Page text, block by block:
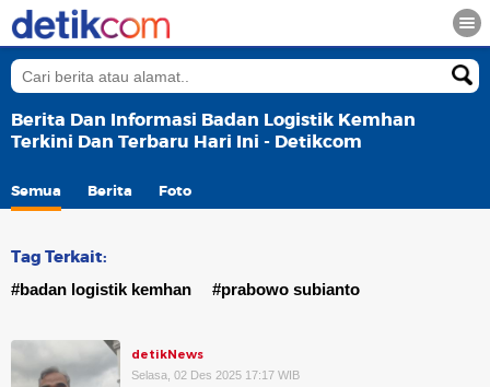
Berita Dan Informasi Badan Logistik Kemhan
Terkini Dan Terbaru Hari Ini - Detikcom
Semua Berita Foto
Tag Terkait:
#badan logistik kemhan #prabowo subianto
detikNews
Selasa, 02 Des 2025 17:17 WIB